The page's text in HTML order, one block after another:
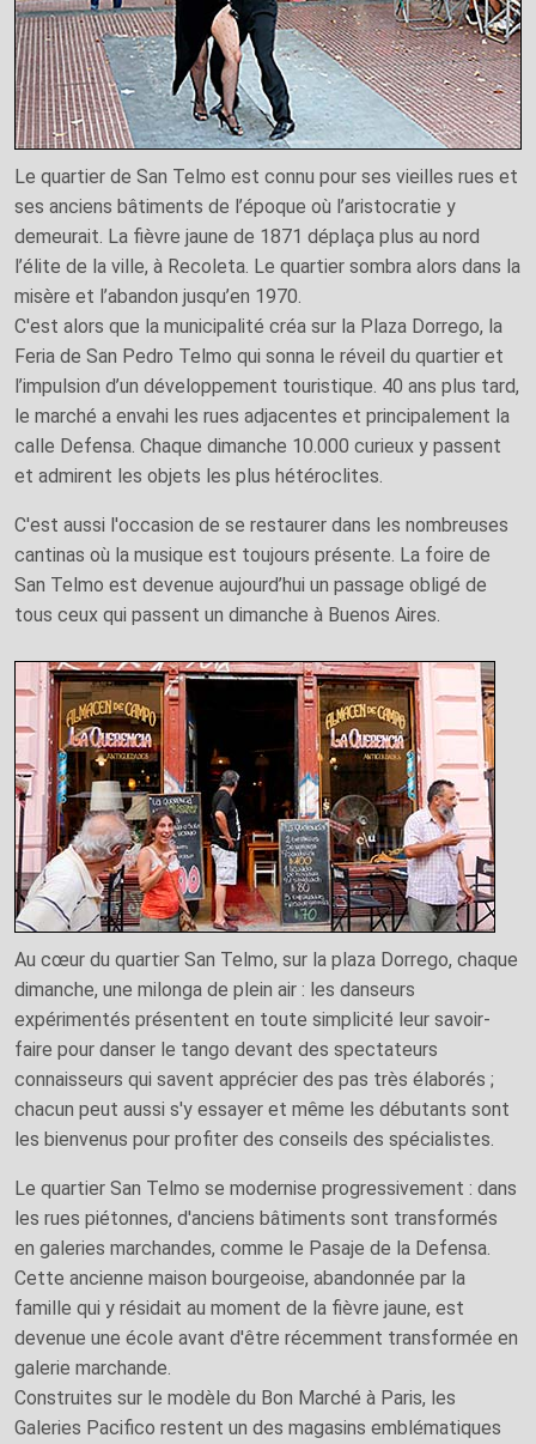
Le quartier de San Telmo est connu pour ses vieilles rues et
ses anciens bâtiments de l’époque où l’aristocratie y
demeurait. La fièvre jaune de 1871 déplaça plus au nord
l’élite de la ville, à Recoleta. Le quartier sombra alors dans la
misère et l’abandon jusqu’en 1970.
C'est alors que la municipalité créa sur la Plaza Dorrego, la
Feria de San Pedro Telmo qui sonna le réveil du quartier et
l’impulsion d’un développement touristique. 40 ans plus tard,
le marché a envahi les rues adjacentes et principalement la
calle Defensa. Chaque dimanche 10.000 curieux y passent
et admirent les objets les plus hétéroclites.
C'est aussi l'occasion de se restaurer dans les nombreuses
cantinas où la musique est toujours présente. La foire de
San Telmo est devenue aujourd’hui un passage obligé de
tous ceux qui passent un dimanche à Buenos Aires.
Au cœur du quartier San Telmo, sur la plaza Dorrego, chaque
dimanche, une milonga de plein air : les danseurs
expérimentés présentent en toute simplicité leur savoir-
faire pour danser le tango devant des spectateurs
connaisseurs qui savent apprécier des pas très élaborés ;
chacun peut aussi s'y essayer et même les débutants sont
les bienvenus pour profiter des conseils des spécialistes.
Le quartier San Telmo se modernise progressivement : dans
les rues piétonnes, d'anciens bâtiments sont transformés
en galeries marchandes, comme le Pasaje de la Defensa.
Cette ancienne maison bourgeoise, abandonnée par la
famille qui y résidait au moment de la fièvre jaune, est
devenue une école avant d'être récemment transformée en
galerie marchande.
Construites sur le modèle du Bon Marché à Paris, les
Galeries Pacifico restent un des magasins emblématiques